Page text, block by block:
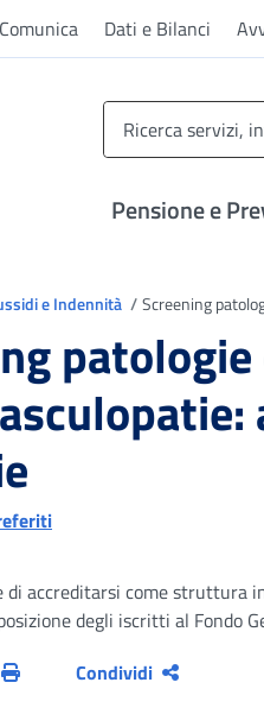
Dati e Bilanci
Pensione e
e Indennità Screening
di accreditarsi come struttura
degli iscritti al Fondo
Condividi